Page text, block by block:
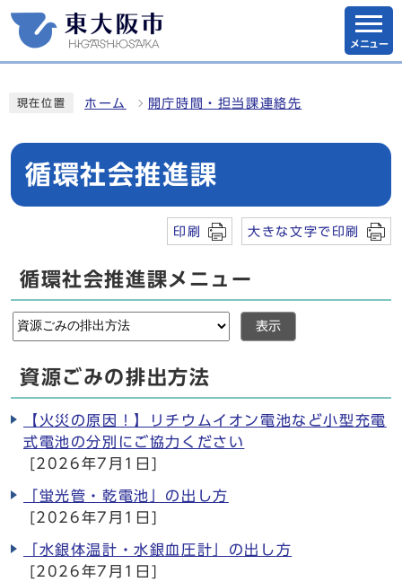
メニュー
現在位置 ホーム 開庁時間・担当課連絡先
循環社会推進課
印刷 大きな文字で印刷
循環社会推進課メニュー
表示
資源ごみの排出方法
【火災の原因！】リチウムイオン電池など小型充電
式電池の分別にご協力ください
[2026年7月1日]
「蛍光管・乾電池」の出し方
[2026年7月1日]
「水銀体温計・水銀血圧計」の出し方
[2026年7月1日]